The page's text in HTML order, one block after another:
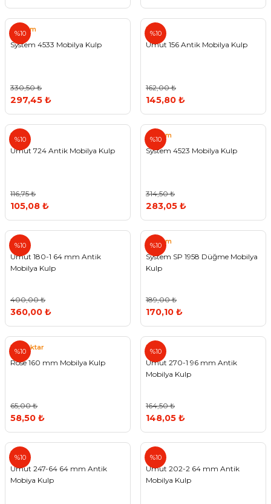
%10
System
System 4533 Mobilya Kulp
330,50 ₺
297,45 ₺
%10
Umut
Umut 156 Antik Mobilya Kulp
162,00 ₺
145,80 ₺
%10
Umut
Umut 724 Antik Mobilya Kulp
116,75 ₺
105,08 ₺
%10
System
System 4523 Mobilya Kulp
314,50 ₺
283,05 ₺
%10
Umut
Umut 180-1 64 mm Antik
Mobilya Kulp
400,00 ₺
360,00 ₺
%10
System
System SP 1958 Düğme Mobilya
Kulp
189,00 ₺
170,10 ₺
%10
Bayraktar
Rose 160 mm Mobilya Kulp
65,00 ₺
58,50 ₺
%10
Umut
Umut 270-1 96 mm Antik
Mobilya Kulp
164,50 ₺
148,05 ₺
%10
Umut
Umut 247-64 64 mm Antik
Mobiya Kulp
%10
Umut
Umut 202-2 64 mm Antik
Mobilya Kulp